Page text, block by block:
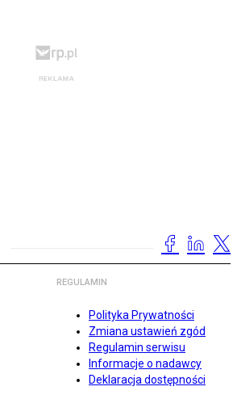
REGULAMIN
Polityka Prywatności
Zmiana ustawień zgód
Regulamin serwisu
Informacje o nadawcy
Deklaracja dostępności